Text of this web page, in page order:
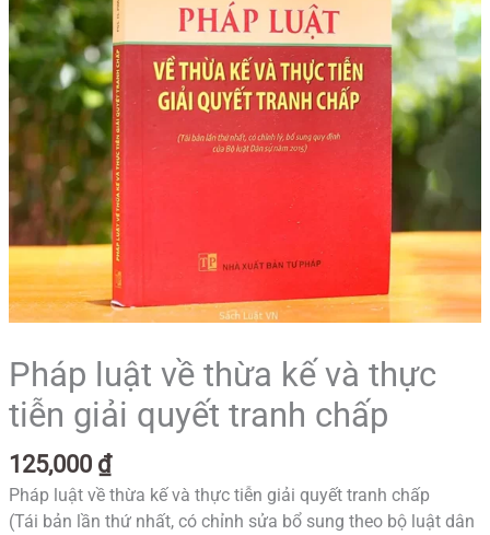
Pháp luật về thừa kế và thực
tiễn giải quyết tranh chấp
125,000 ₫
Pháp luật về thừa kế và thực tiễn giải quyết tranh chấp
(Tái bản lần thứ nhất, có chỉnh sửa bổ sung theo bộ luật dân
thực
tiễn
giải
quyết
tranh
chấp
lượng